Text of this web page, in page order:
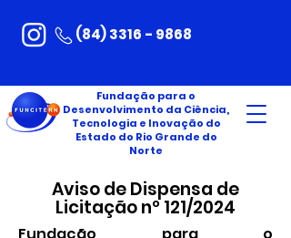
(84) 3316 - 9868
Fundação para o
Desenvolvimento da Ciência,
Tecnologia e Inovação do
Estado do Rio Grande do
Norte
Aviso de Dispensa de
Licitação nº 121/2024